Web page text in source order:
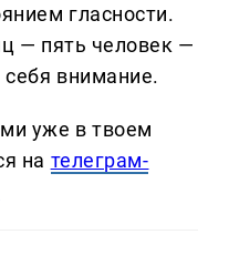
гласности.
— пять человек —
себя внимание.
уже в твоем
на телеграм-